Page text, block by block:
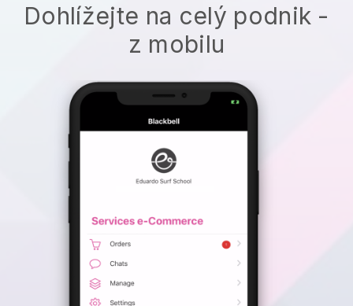
Dohlížejte na celý podnik -
z mobilu